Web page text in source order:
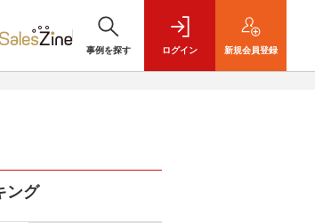
事例を探す ログイン 新規会員登録
ング